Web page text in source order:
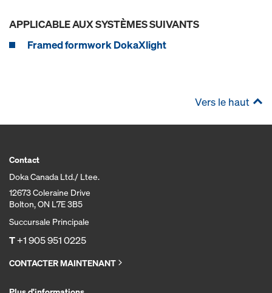
APPLICABLE AUX SYSTÈMES SUIVANTS
Framed formwork DokaXlight
Vers le haut
Contact
Doka Canada Ltd./ Ltee.
12673 Coleraine Drive
Bolton, ON L7E 3B5
Succursale Principale
T+1 905 951 0225
CONTACTER MAINTENANT